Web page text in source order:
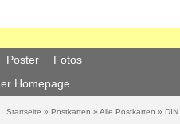
Poster
Fotos
Homepage
Startseite » Postkarten » Alle Postkarten »